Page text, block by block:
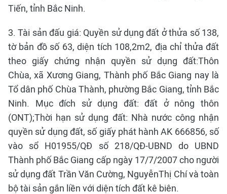
Tiến, tỉnh Bắc Ninh.
3. Tài sản đấu giá: Quyền sử dụng đất ở thửa số 138,
tờ bản đồ số 63, diện tích 108,2m2, địa chỉ thửa đất
theo giấy chứng nhận quyền sử dụng đất:Thôn
Chùa, xã Xương Giang, Thành phố Bắc Giang nay là
Tổ dân phố Chùa Thành, phường Bắc Giang, tỉnh Bắc
Ninh. Mục đích sử dụng đất: đất ở nông thôn
(ONT);Thời hạn sử dụng đất: Nhà nước công nhận
quyền sử dụng đất, số giấy phát hành AK 666856, số
vào sổ H01955/QĐ số 218/QĐ-UBND do UBND
Thành phố Bắc Giang cấp ngày 17/7/2007 cho người
sử dụng đất Trần Văn Cường, NguyễnThị Chí và toàn
bộ tài sản gắn liền với diện tích đất kê biên.